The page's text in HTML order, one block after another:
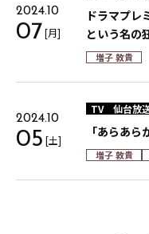
2024.10
07[月]
ドラマプレ
という名の
増子 敦貴
2024.10
05 [土]
TV 仙台放
「あらあら
増子 敦貴